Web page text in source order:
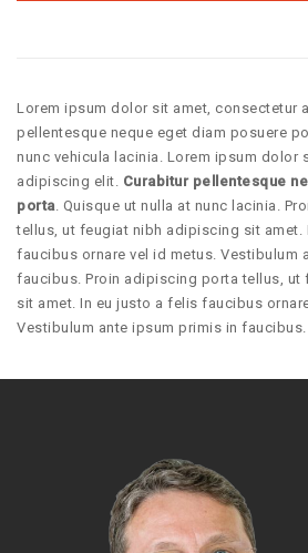
Lorem ipsum dolor sit amet, consectetur
pellentesque neque eget diam posuere
nunc vehicula lacinia. Lorem ipsum dolor
adipiscing elit. Curabitur pellentesque
porta. Quisque ut nulla at nunc lacinia.
tellus, ut feugiat nibh adipiscing sit amet.
faucibus ornare vel id metus. Vestibulum
faucibus. Proin adipiscing porta tellus, ut
sit amet. In eu justo a felis faucibus
Vestibulum ante ipsum primis in faucibus.